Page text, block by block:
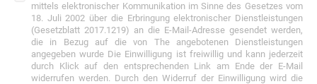
mittels elektronischer Kommunikation im Sinne des Gesetzes vom
18. Juli 2002 über die Erbringung elektronischer Dienstleistungen
(Gesetzblatt 2017.1219) an die E-Mail-Adresse gesendet werden,
die in Bezug auf die von The angebotenen Dienstleistungen
angegeben wurde Die Einwilligung ist freiwillig und kann jederzeit
durch Klick auf den entsprechenden Link am Ende der E-Mail
widerrufen werden. Durch den Widerruf der Einwilligung wird die